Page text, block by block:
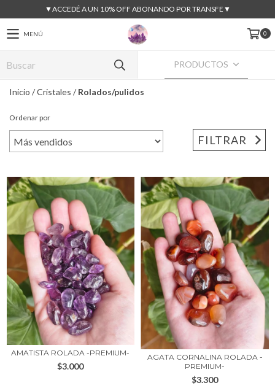
▼ACCEDÉ A UN 10% OFF ABONANDO POR TRANSFE▼
MENÚ 0
PRODUCTOS
Inicio /Cristales / Rolados/pulidos
Ordenar por
FILTRAR
AMATISTA ROLADA -PREMIUM-
$3.000
AGATA CORNALINA ROLADA -
PREMIUM-
$3.300